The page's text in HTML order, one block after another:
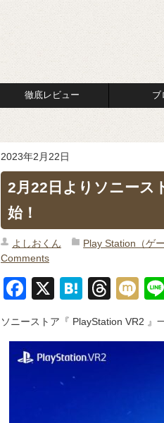
徹底レビュー ブ
2023年2月22日
2月22日よりソニース
始！
よしおくん Play Station（ゲー
Comments
F
c
e
X
H
e
n
T
e
M
ソニーストア『 PlayStation VR2 』